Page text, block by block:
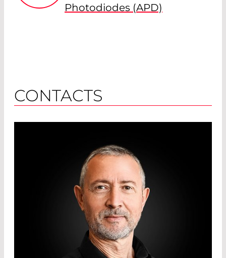
Photodiodes (APD)
CONTACTS